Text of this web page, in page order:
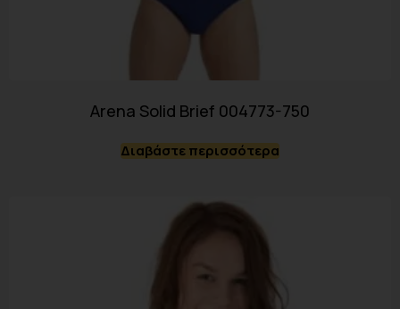
Arena Solid Brief 004773-750
Διαβάστε περισσότερα